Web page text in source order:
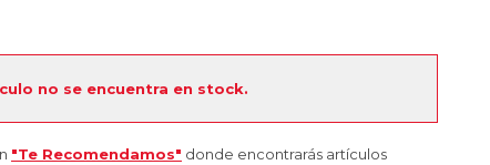
no se encuentra en stock.
"Te Recomendamos" donde encontrarás artículos